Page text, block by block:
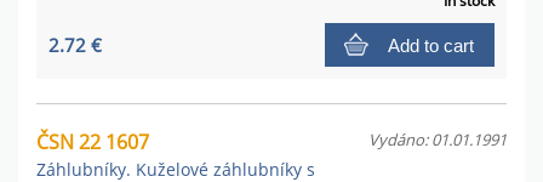
2.72 € Add to cart
ČSN 22 1607
Záhlubníky. Kuželové záhlubníky s
Vydáno: 01.01.1991